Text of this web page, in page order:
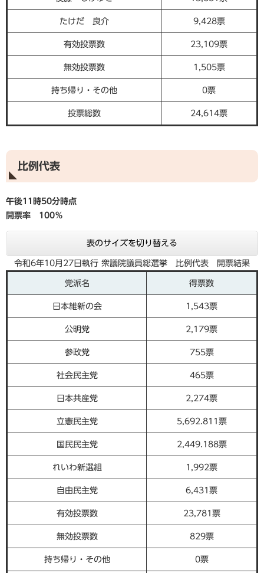
たけだ 良介 9,428票
有効投票数 23,109票
無効投票数 1,505票
持ち帰り・その他 0票
投票総数 24,614票
比例代表
午後11時50分時点
開票率 100％
表のサイズを切り替える
令和6年10月27日執行 衆議院議員総選挙 比例代表 開票結果
党派名 得票数
日本維新の会 1,543票
公明党 2,179票
参政党 755票
社会民主党 465票
日本共産党 2,274票
立憲民主党 5,692.811票
国民民主党 2,449.188票
れいわ新選組 1,992票
自由民主党 6,431票
有効投票数 23,781票
無効投票数 829票
持ち帰り・その他 0票